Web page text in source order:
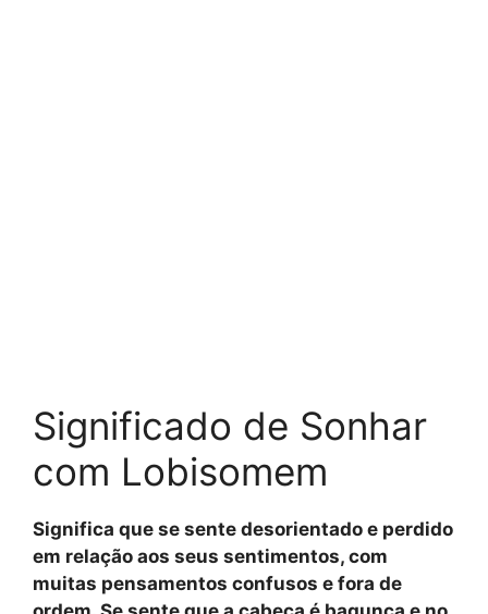
Significado de Sonhar
com Lobisomem
Significa que se sente desorientado e perdido
em relação aos seus sentimentos, com
muitas pensamentos confusos e fora de